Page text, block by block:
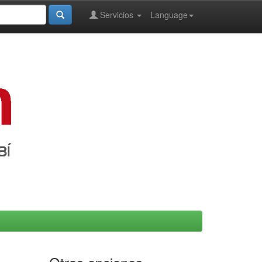
Language
Servicios